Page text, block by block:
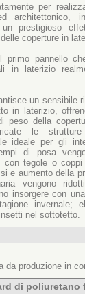
per
architettonico,
un prestigioso
coperture in
primo pannello
in laterizio
un sensibile
in laterizio,
peso della
le
ideale per gli
di posa
con tegole o
e aumento della
vengono
insorgere con
invernale;
nel sottotetto.
da produzione in
di poliuretano